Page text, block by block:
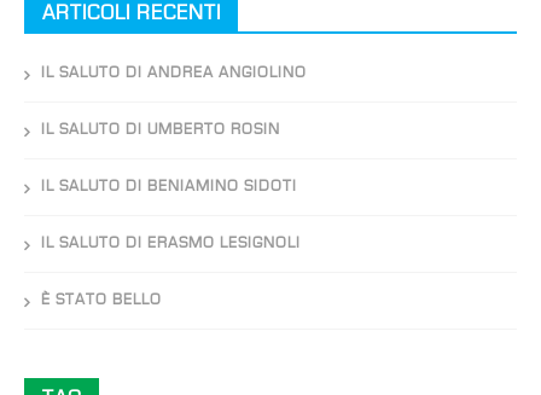
ARTICOLI RECENTI
IL SALUTO DI ANDREA ANGIOLINO
IL SALUTO DI UMBERTO ROSIN
IL SALUTO DI BENIAMINO SIDOTI
IL SALUTO DI ERASMO LESIGNOLI
È STATO BELLO